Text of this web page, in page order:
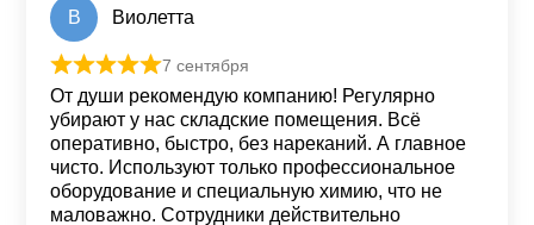
В Виолетта
Оценка
7 сентября
От души рекомендую компанию! Регулярно
убирают у нас складские помещения. Всё
оперативно, быстро, без нареканий. А главное
чисто. Используют только профессиональное
оборудование и специальную химию, что не
маловажно. Сотрудники действительно